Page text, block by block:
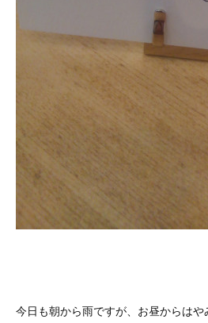
今日も朝から雨ですが、お昼からはや